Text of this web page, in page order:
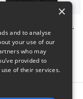
FREEDOM FLAG TSHIRT BLACK
$26
×
and to analyse
your use of our
who may
provided to
of their services.